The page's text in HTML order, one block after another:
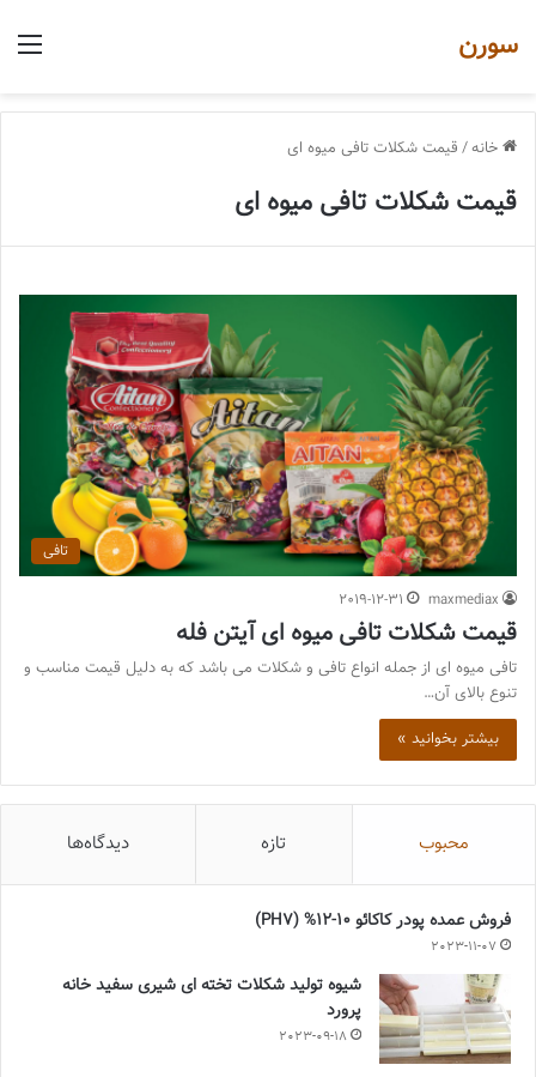
سورن
خانه/ قیمت شکلات تافی میوه ای
قیمت شکلات تافی میوه ای
تافی
maxmediax
2019-12-31
قیمت شکلات تافی میوه ای آیتن فله
تافی میوه ای از جمله انواع تافی و شکلات می باشد که به دلیل قیمت مناسب و
تنوع بالای آن…
بیشتر بخوانید »
محبوب تازه دیدگاه‌ها
فروش عمده پودر کاکائو 10-12% (PH7)
2023-11-07
شیوه تولید شکلات تخته ای شیری سفید خانه
پرورد
2023-09-18